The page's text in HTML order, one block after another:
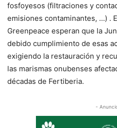
fosfoyesos (filtraciones y
emisiones contaminantes, …) .
Greenpeace esperan que la
debido cumplimiento de esas
exigiendo la restauración y
las marismas onubenses
décadas de Fertiberia.
-